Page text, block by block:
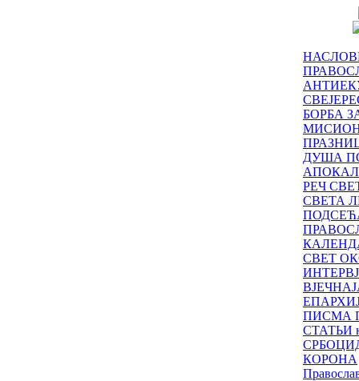
БОРБА
ДУША
РЕЧ
СВЕТА
СВЕТ
ПИСМА
СТАТЬИ
КОРОНА